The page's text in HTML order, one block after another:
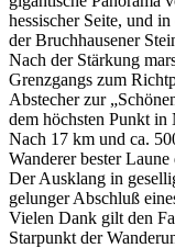
hessischer Seite, und
der Bruchhausener
Nach der Stärkung
Grenzgangs zum
Abstecher zur
dem höchsten Punkt in
Nach 17 km und ca.
Wanderer bester
Der Ausklang in
gelunger Abschluß
Vielen Dank gilt den
Starpunkt der